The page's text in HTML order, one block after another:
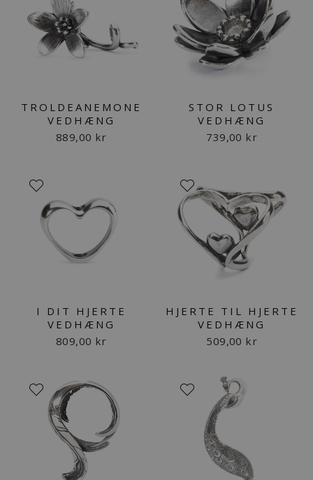
TROLDEANEMONE
VEDHÆNG
889,00 kr
STOR LOTUS
VEDHÆNG
739,00 kr
I DIT HJERTE
VEDHÆNG
809,00 kr
HJERTE TIL HJERTE
VEDHÆNG
509,00 kr